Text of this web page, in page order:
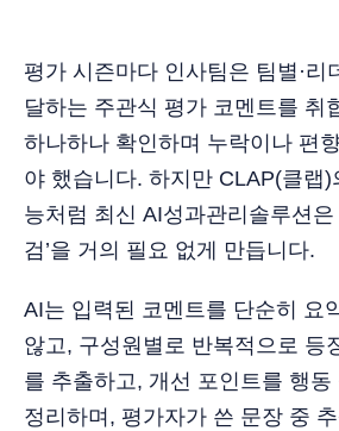
평가 시즌마다 인사팀은 팀별·리
달하는 주관식 평가 코멘트를 취
하나하나 확인하며 누락이나 편
야 했습니다. 하지만 CLAP(클랩)
능처럼 최신 AI성과관리솔루션은
검’을 거의 필요 없게 만듭니다.
AI는 입력된 코멘트를 단순히 요
않고, 구성원별로 반복적으로 등
를 추출하고, 개선 포인트를 행동
정리하며, 평가자가 쓴 문장 중